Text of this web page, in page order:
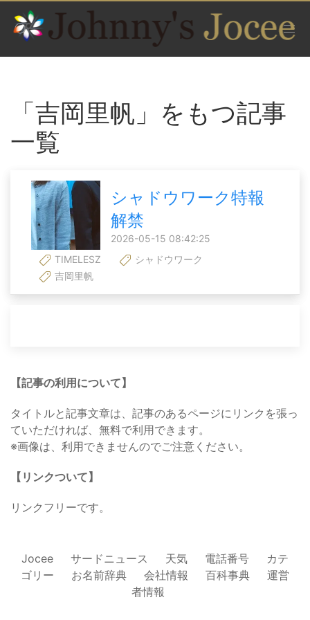
「吉岡里帆」をもつ記事
一覧
シャドウワーク特報
解禁
2026-05-15 08:42:25
TIMELESZ
シャドウワーク
吉岡里帆
【記事の利用について】
タイトルと記事文章は、記事のあるページにリンクを張っ
ていただければ、無料で利用できます。
※画像は、利用できませんのでご注意ください。
【リンクついて】
リンクフリーです。
Jocee サードニュース 天気 電話番号
カテ
ゴリー
お名前辞典 会社情報 百科事典
運営
者情報